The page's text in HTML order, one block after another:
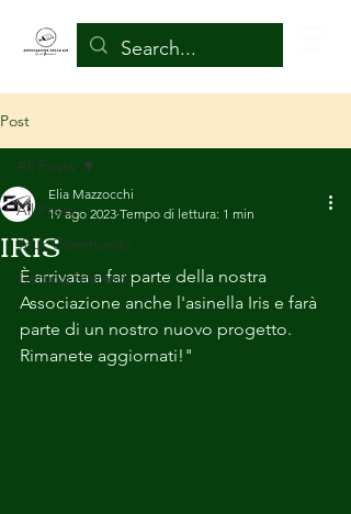
Post
All Posts
Your Community
Getting Started
All Posts
IRIS
Elia Mazzocchi
19 ago 2023 Tempo di lettura: 1 min
È arrivata a far parte della nostra
Associazione anche l'asinella Iris e farà
parte di un nostro nuovo progetto.
Rimanete aggiornati!"